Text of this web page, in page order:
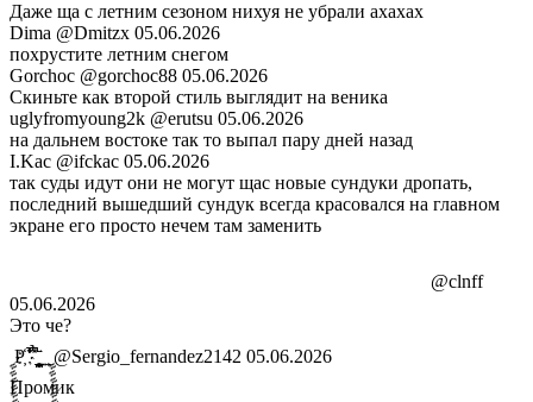
Даже ща с летним сезоном нихуя не убрали ахахах
Dima @Dmitzx 05.06.2026
похрустите летним снегом
Gorchoc @gorchoc88 05.06.2026
Скиньте как второй стиль выглядит на веника
uglyfromyoung2k @erutsu 05.06.2026
на дальнем востоке так то выпал пару дней назад
I.Kac @ifckac 05.06.2026
так суды идут они не могут щас новые сундуки дропать,
последний вышедший сундук всегда красовался на главном
экране его просто нечем там заменить
@clnff
05.06.2026
Это че?
ࣩࣩࣩࣩࣩࣩࣩࣩࣩࣩࣩࣩࣩࣩࣩࣩࣩࣩࣩࣩࣩࣩࣩࣩࣩࣩࣩࣩࣩࣩࣩࣩࣩࣩࣩࣩࣩࣩࣩࣩࣩࣩࣩࣩࣩࣩࣩࣩࣩࣩࣩࣩࣩࣩࣩࣩࣩࣩࣩࣩࣩࣩࣩࣩ Р҉ ͛̾̐̚ ̎̉̇̽̚ ̪̪͓͎̥̮̟̝̲͙̄̈ ͍ ̱͕ࣩࣩࣩࣩࣩࣩࣩࣩࣩࣩࣩࣩࣩࣩࣩࣩࣩࣩࣩࣩࣩࣩࣩࣩࣩࣩࣩࣩࣩࣩࣩࣩࣩ @Sergio_fernandez2142 05.06.2026
Промик